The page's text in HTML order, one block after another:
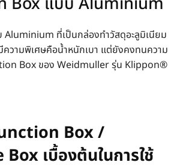
ที่เป็นกล่องทำวัสดุอะลูมิเนียม
ความพิเศษคือน้ำหนักเบา แต่ยังคงทนความ
Box ของ Weidmuller รุ่น Klippon®
Box /
เบื้องต้นในการใช้